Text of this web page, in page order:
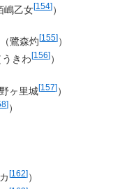
嶋乙女[154]）
（鷺森灼[155] ）
うきわ[156] ）
ヶ里城[157]）
] ）
[162] ）